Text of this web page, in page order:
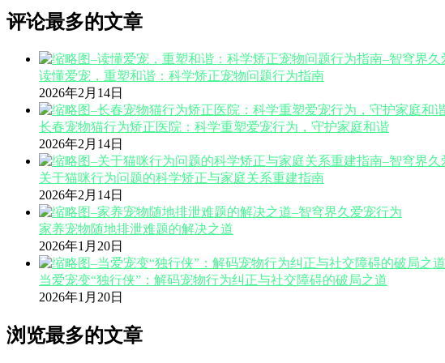
评论最多的文章
读懂爱宠，重塑和谐：科学矫正宠物问题行为指南
2026年2月14日
长春宠物猫行为矫正医院：科学重塑爱宠行为，守护家庭和谐
2026年2月14日
关于猫咪行为问题的科学矫正与家庭关系重建指南
2026年2月14日
家养宠物随地排泄难题的解决之道
2026年1月20日
当爱宠变“独行侠”：解码宠物行为纠正与社交障碍的破局之道
2026年1月20日
浏览最多的文章